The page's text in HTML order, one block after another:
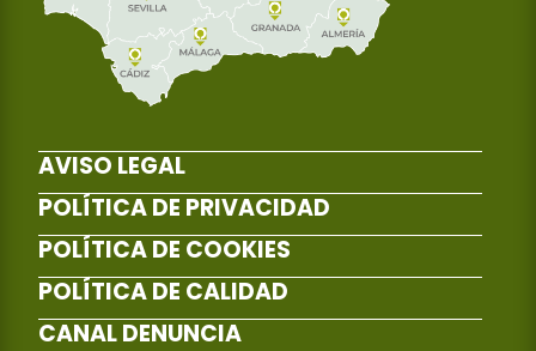
AVISO LEGAL
POLÍTICA DE PRIVACIDAD
POLÍTICA DE COOKIES
POLÍTICA DE CALIDAD
CANAL DENUNCIA